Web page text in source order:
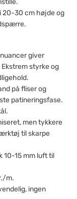
20-30 cm højde og
giver
Ekstrem styrke og
på fliser og
patineringsfase.
men tykkere
til skarpe
10-15 mm luft til
m.
ingen